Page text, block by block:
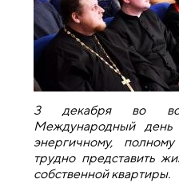
3 декабря во
Международный день
энергичному,
трудно представить
собственной квартиры.